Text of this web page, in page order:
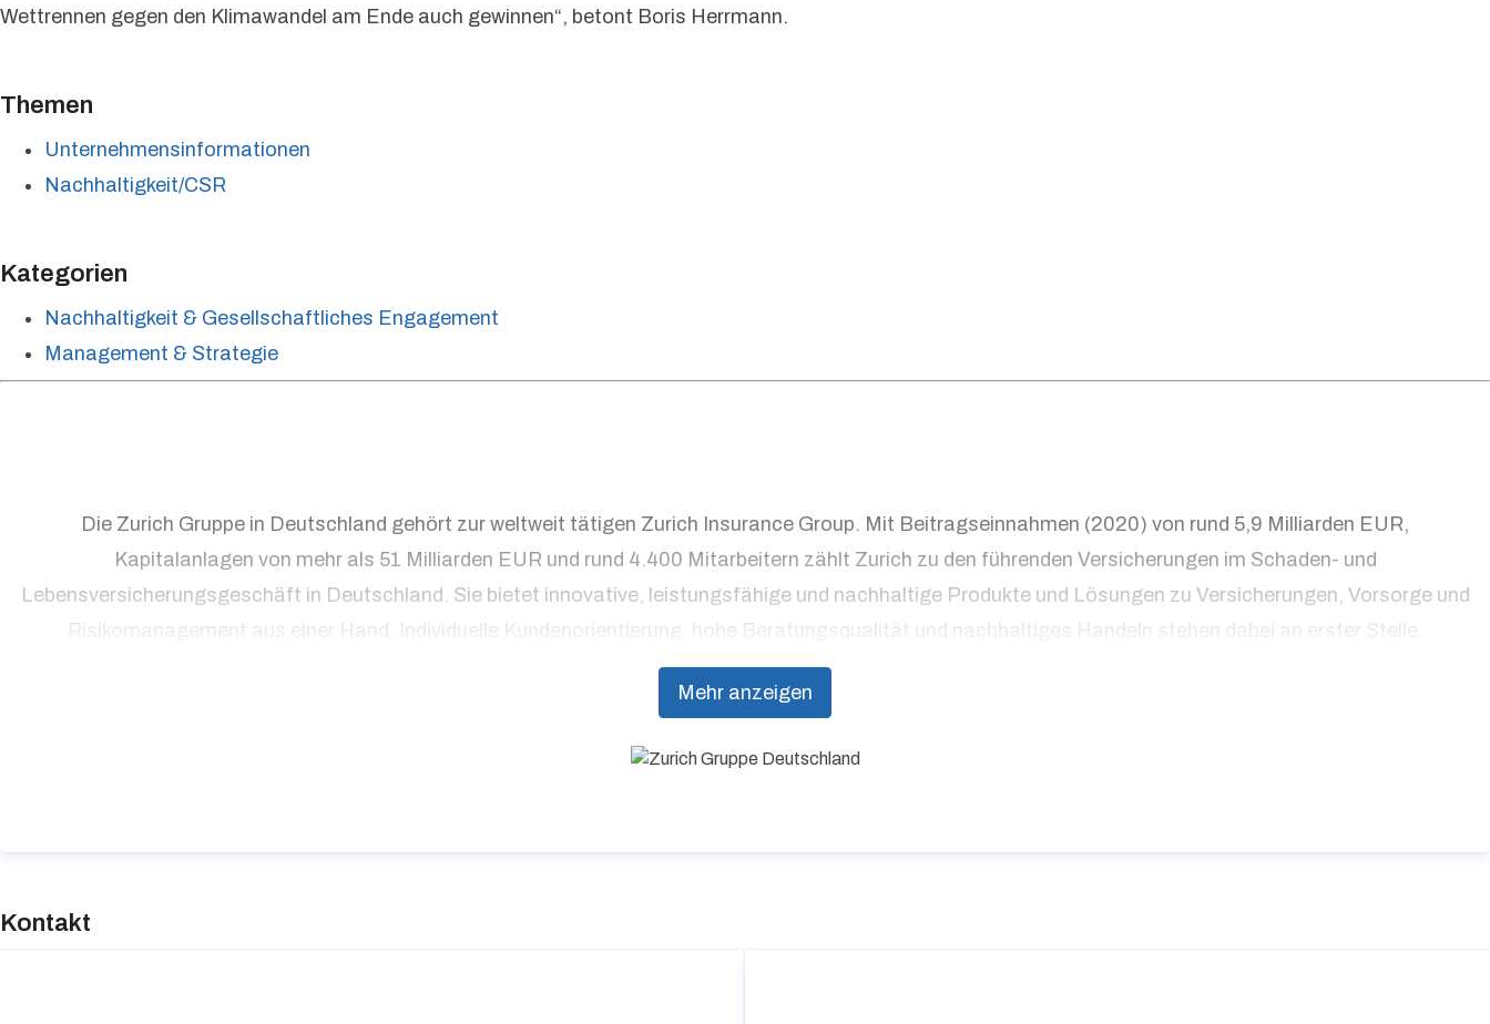
Wettrennen gegen den Klimawandel am Ende auch gewinnen“, betont Boris Herrmann.
Themen
Unternehmensinformationen
Nachhaltigkeit/CSR
Kategorien
Nachhaltigkeit & Gesellschaftliches Engagement
Management & Strategie
Die Zurich Gruppe in Deutschland gehört zur weltweit tätigen Zurich Insurance Group. Mit Beitragseinnahmen (2020) von rund 5,9 Milliarden EUR,
Kapitalanlagen von mehr als 51 Milliarden EUR und rund 4.400 Mitarbeitern zählt Zurich zu den führenden Versicherungen im Schaden- und
Lebensversicherungsgeschäft in Deutschland. Sie bietet innovative, leistungsfähige und nachhaltige Produkte und Lösungen zu Versicherungen, Vorsorge und
Risikomanagement aus einer Hand. Individuelle Kundenorientierung, hohe Beratungsqualität und nachhaltiges Handeln stehen dabei an erster Stelle.
Mehr anzeigen
Kontakt